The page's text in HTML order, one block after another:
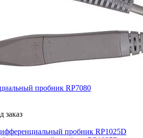
пробник RP7080
заказ